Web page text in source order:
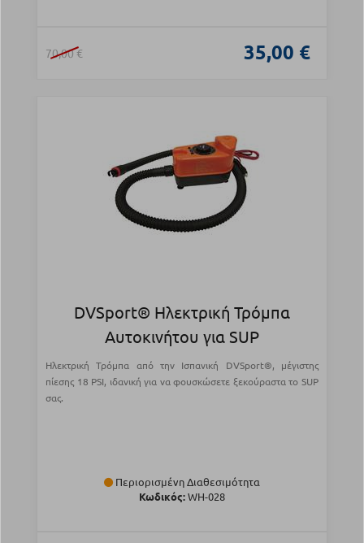
70,00 € 35,00 €
DVSport® Ηλεκτρική Τρόμπα
Αυτοκινήτου για SUP
Ηλεκτρική Τρόμπα από την Ισπανική DVSport®, μέγιστης
πίεσης 18 PSI, ιδανική για να φουσκώσετε ξεκούραστα το SUP
σας.
Περιορισμένη Διαθεσιμότητα
Κωδικός:WH-028